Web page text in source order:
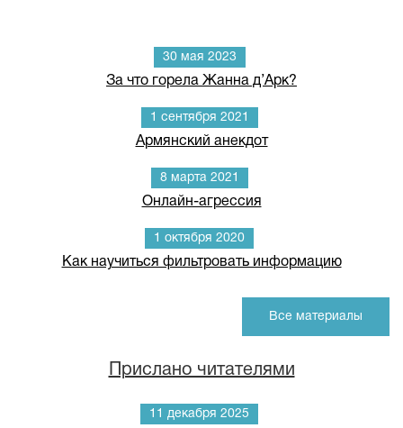
30 мая 2023
За что горела Жанна д’Арк?
1 сентября 2021
Армянский анекдот
8 марта 2021
Онлайн-агрессия
1 октября 2020
Как научиться фильтровать информацию
Все материалы
Прислано читателями
11 декабря 2025